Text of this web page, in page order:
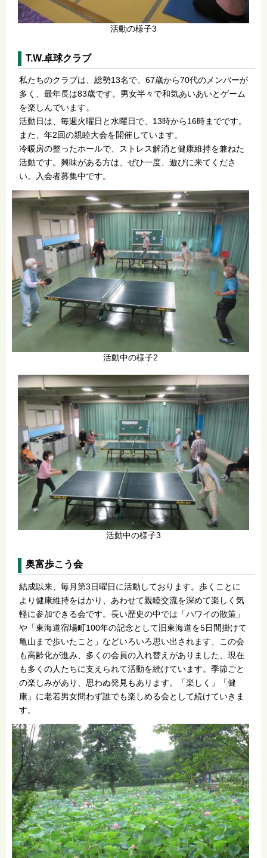
活動の様子3
T.W.卓球クラブ
私たちのクラブは、総勢13名で、67歳から70代のメンバーが
多く、最年長は83歳です。男女半々で和気あいあいとゲーム
を楽しんでいます。
活動日は、毎週火曜日と水曜日で、13時から16時までです。
また、年2回の親睦大会を開催しています。
冷暖房の整ったホールで、ストレス解消と健康維持を兼ねた
活動です。興味がある方は、ぜひ一度、遊びに来てくださ
い。入会者募集中です。
活動中の様子2
活動中の様子3
奥富歩こう会
結成以来、毎月第3日曜日に活動しております。歩くことに
より健康維持をはかり、あわせて親睦交流を深めて楽しく気
軽に参加できる会です。長い歴史の中では「ハワイの散策」
や「東海道宿場町100年の記念として旧東海道を5日間掛けて
亀山まで歩いたこと」などいろいろ思い出されます、この会
も高齢化が進み、多くの会員の入れ替えがありました、現在
も多くの人たちに支えられて活動を続けています。季節ごと
の楽しみがあり、思わぬ発見もあります。「楽しく」「健
康」に老若男女問わず誰でも楽しめる会として続けていきま
す。